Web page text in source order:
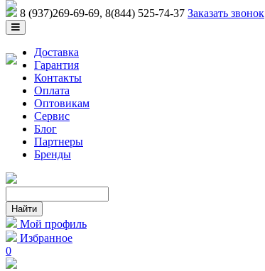
8 (937)269-69-69, 8(844) 525-74-37 Заказать звонок
Доставка
Гарантия
Контакты
Оплата
Оптовикам
Сервис
Блог
Партнеры
Бренды
Мой профиль
Избранное
0